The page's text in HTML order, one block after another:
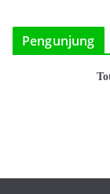
Pengunjung